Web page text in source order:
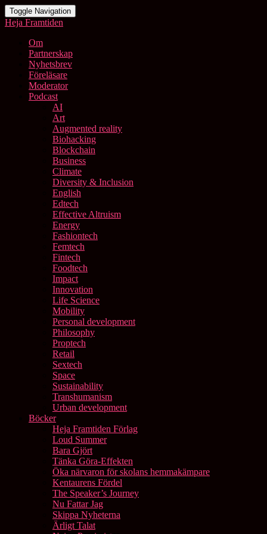
Toggle Navigation
Heja Framtiden
Om
Partnerskap
Nyhetsbrev
Föreläsare
Moderator
Podcast
AI
Art
Augmented reality
Biohacking
Blockchain
Business
Climate
Diversity & Inclusion
English
Edtech
Effective Altruism
Energy
Fashiontech
Femtech
Fintech
Foodtech
Impact
Innovation
Life Science
Mobility
Personal development
Philosophy
Proptech
Retail
Sextech
Space
Sustainability
Transhumanism
Urban development
Böcker
Heja Framtiden Förlag
Loud Summer
Bara Gjört
Tänka Göra-Effekten
Öka närvaron för skolans hemmakämpare
Kentaurens Fördel
The Speaker’s Journey
Nu Fattar Jag
Skippa Nyheterna
Ärligt Talat